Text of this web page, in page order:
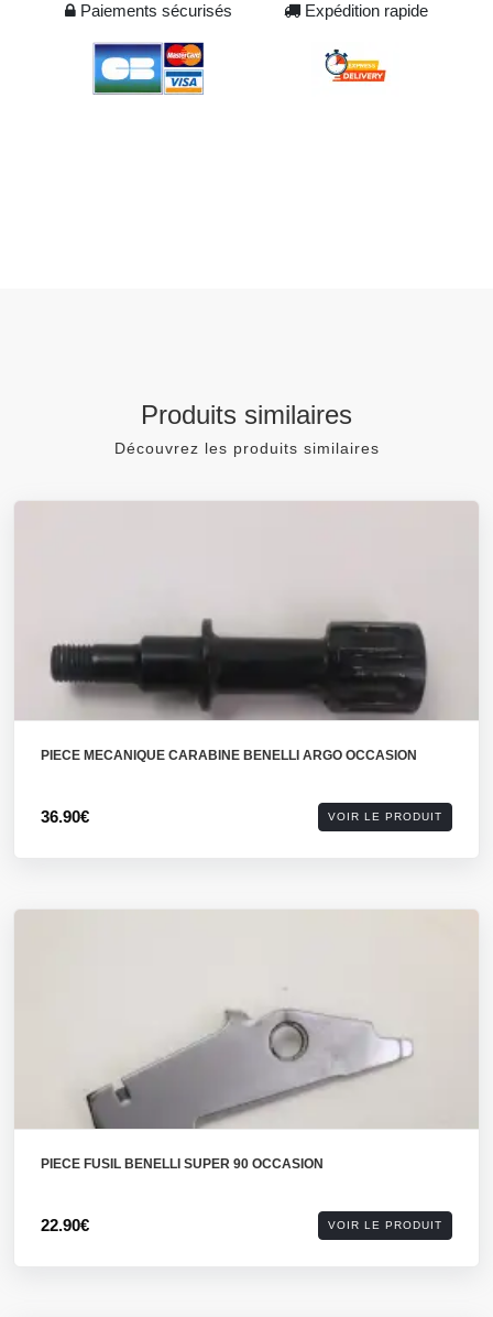
Paiements sécurisés Expédition rapide
Produits similaires
Découvrez les produits similaires
PIECE MECANIQUE CARABINE BENELLI ARGO OCCASION
36.90€ VOIR LE PRODUIT
PIECE FUSIL BENELLI SUPER 90 OCCASION
22.90€ VOIR LE PRODUIT